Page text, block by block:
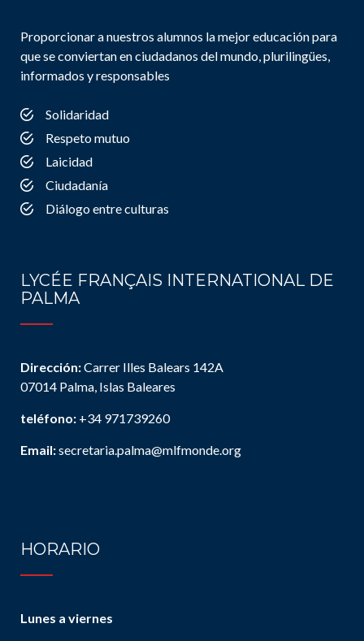
Proporcionar a nuestros alumnos la mejor educación para
que se conviertan en ciudadanos del mundo, plurilingües,
informados y responsables
Solidaridad
Respeto mutuo
Laicidad
Ciudadanía
Diálogo entre culturas
LYCÉE FRANÇAIS INTERNATIONAL DE
PALMA
Dirección:Carrer Illes Balears 142A
07014 Palma, Islas Baleares
teléfono: +34 971739260
Email:secretaria.palma@mlfmonde.org
HORARIO
Lunes a viernes